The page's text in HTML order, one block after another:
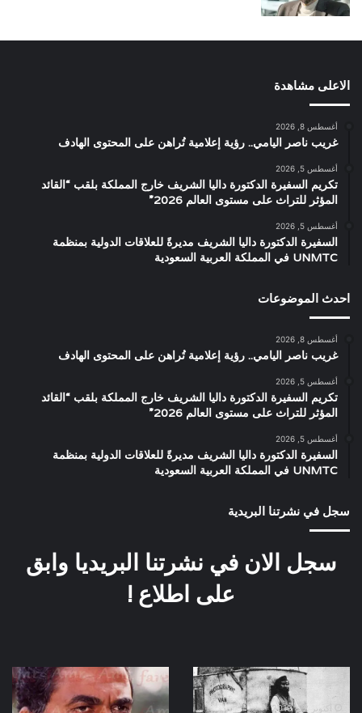
الاعلى مشاهدة
أغسطس 8, 2026
غريب ناصر اليامي.. رؤية إعلامية تُراهن على المحتوى الهادف
أغسطس 5, 2026
تكريم السفيرة الدكتورة داليا الشريف خارج المملكة بلقب “القائد
المؤثر للتراث على مستوى العالم 2026”
أغسطس 5, 2026
السفيرة الدكتورة داليا الشريف مديرةً للعلاقات الدولية بمنظمة
UNMTC في المملكة العربية السعودية
احدث الموضوعات
أغسطس 8, 2026
غريب ناصر اليامي.. رؤية إعلامية تُراهن على المحتوى الهادف
أغسطس 5, 2026
تكريم السفيرة الدكتورة داليا الشريف خارج المملكة بلقب “القائد
المؤثر للتراث على مستوى العالم 2026”
أغسطس 5, 2026
السفيرة الدكتورة داليا الشريف مديرةً للعلاقات الدولية بمنظمة
UNMTC في المملكة العربية السعودية
سجل في نشرتنا البريدية
سجل الان في نشرتنا البريديا وابق
على اطلاع !
عرباتأكتوبر 22, 2019
مجموعة
صور
للامبراطور